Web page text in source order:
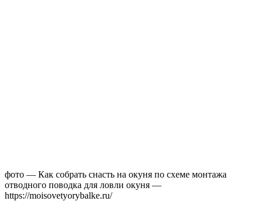
фото — Как собрать снасть на окуня по схеме монтажа
отводного поводка для ловли окуня —
https://moisovetyorybalke.ru/